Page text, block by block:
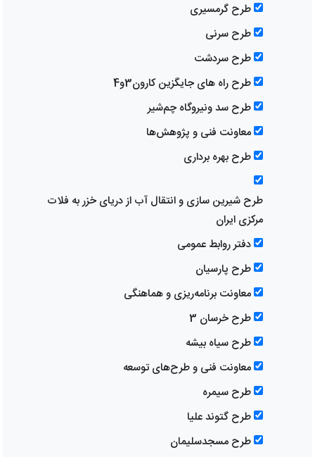
طرح گرمسیری
طرح سرنی
طرح سردشت
طرح راه های جایگزین کارون3و4
طرح سد ونیروگاه چم‌شیر
معاونت فنی و پژوهش‌ها
طرح بهره برداری
طرح شیرین سازی و انتقال آب از دریای خزر به فلات
مرکزی ایران
دفتر روابط عمومی
طرح پارسیان
معاونت برنامه‌ریزی و هماهنگی
طرح خرسان 3
طرح سیاه بیشه
معاونت فنی و طرح‌های توسعه
طرح سیمره
طرح گتوند علیا
طرح مسجدسلیمان